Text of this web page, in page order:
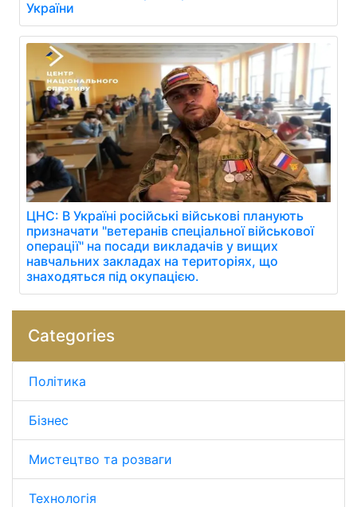
України
ЦНС: В Україні російські військові планують
призначати "ветеранів спеціальної військової
операції" на посади викладачів у вищих
навчальних закладах на територіях, що
знаходяться під окупацією.
Categories
Політика
Бізнес
Мистецтво та розваги
Технологія